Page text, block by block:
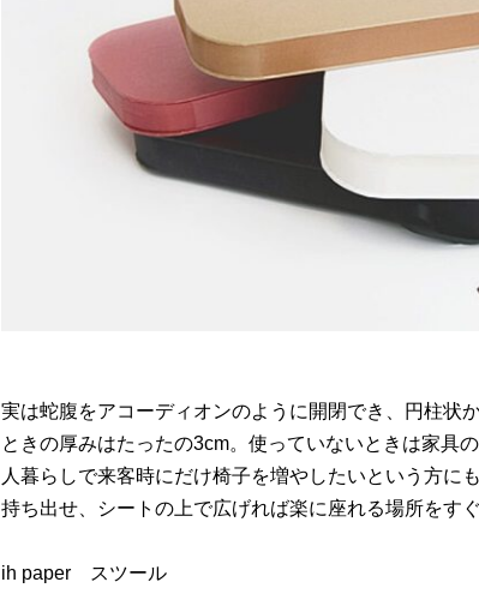
実は蛇腹をアコーディオンのように開閉でき、円柱状
ときの厚みはたったの3cm。使っていないときは家具
人暮らしで来客時にだけ椅子を増やしたいという方に
持ち出せ、シートの上で広げれば楽に座れる場所をす
ih paper スツール